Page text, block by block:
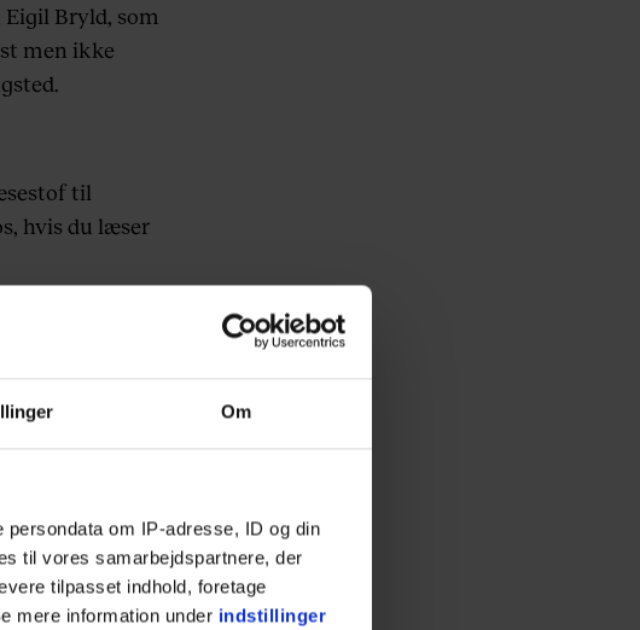
Om
om IP-adresse, ID og din
til vores samarbejdspartnere, der
tilpasset indhold, foretage
mere information under indstillinger
Bryld, som
men ikke
til
hvis du læser
i ’Matador’,